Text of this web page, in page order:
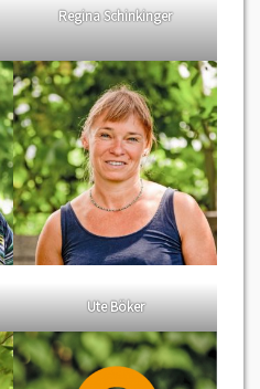
Regina Schinkinger
Ute Böker